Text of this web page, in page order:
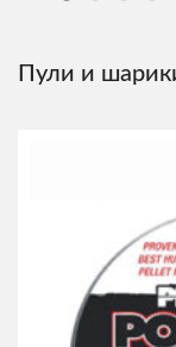
Пули и